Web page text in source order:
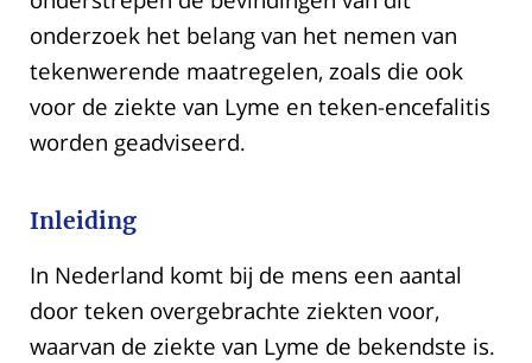
onderzoek het belang van het nemen van
tekenwerende maatregelen, zoals die ook
voor de ziekte van Lyme en teken-encefalitis
worden geadviseerd.
Inleiding
In Nederland komt bij de mens een aantal
door teken overgebrachte ziekten voor,
waarvan de ziekte van Lyme de bekendste is.